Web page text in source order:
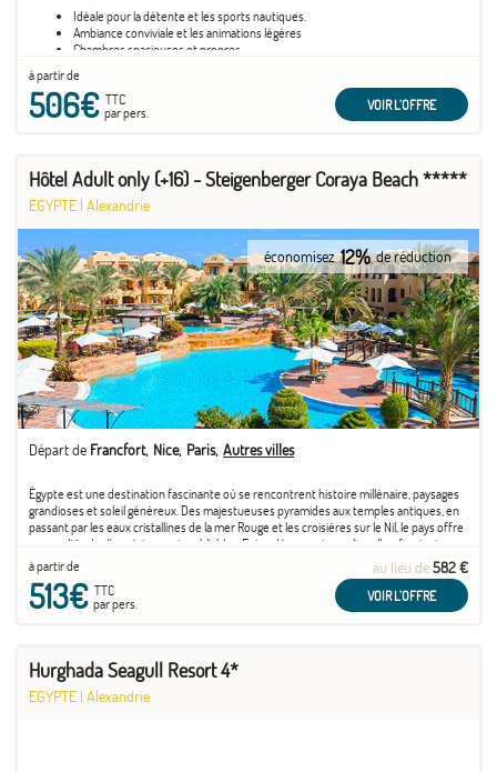
Idéale pour la détente et les sports nautiques.
Ambiance conviviale et les animations légères
Chambres spacieuses et propres
à partir de
506€TTC
par pers.
VOIR L'OFFRE
Hôtel Adult only (+16) - Steigenberger Coraya Beach *****
EGYPTE | Alexandrie
économisez 12% de réduction
Départ de Francfort Nice Paris Autres villes
Égypte est une destination fascinante où se rencontrent histoire millénaire, paysages
grandioses et soleil généreux. Des majestueuses pyramides aux temples antiques, en
passant par les eaux cristallines de la mer Rouge et les croisières sur le Nil, le pays offre
une multitude d'expériences inoubliables. Entre découvertes culturelles, farniente ...
à partir de
513€TTC
par pers.
au lieu de582 €
VOIR L'OFFRE
Hurghada Seagull Resort 4*
EGYPTE | Alexandrie